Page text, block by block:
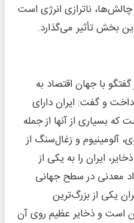
ناترازی انرژی است
بخش تأثیر می‌گذارد.
با جهان اقتصاد به
و گفت: ایران دارای
است که بسیاری از آنها از جمله
و زغال‌سنگ از
ایران را به یکی از
معدنی در سطح جهانی
یکی از بزرگ‌ترین
است و ذخایر عظیم روی آن